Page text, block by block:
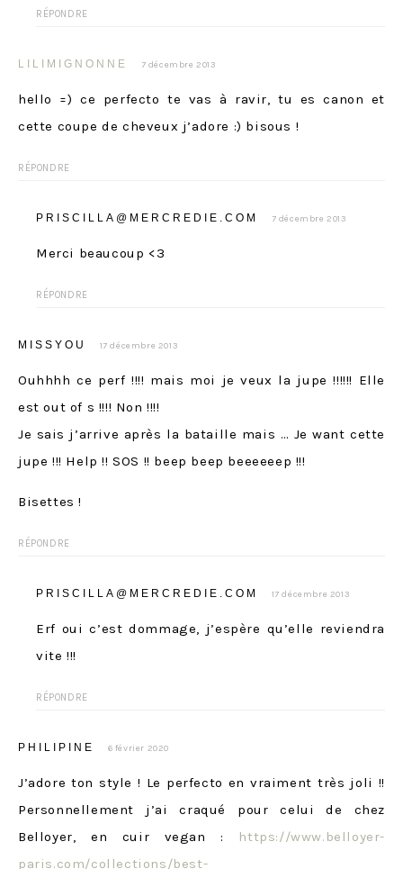
RÉPONDRE
LILIMIGNONNE 7 décembre 2013
hello =) ce perfecto te vas à ravir, tu es canon et
cette coupe de cheveux j’adore :) bisous !
RÉPONDRE
PRISCILLA@MERCREDIE.COM 7 décembre 2013
Merci beaucoup <3
RÉPONDRE
MISSYOU 17 décembre 2013
Ouhhhh ce perf !!!! mais moi je veux la jupe !!!!!! Elle
est out of s !!!! Non !!!!
Je sais j’arrive après la bataille mais … Je want cette
jupe !!! Help !! SOS !! beep beep beeeeeep !!!
Bisettes !
RÉPONDRE
PRISCILLA@MERCREDIE.COM 17 décembre 2013
Erf oui c’est dommage, j’espère qu’elle reviendra
vite !!!
RÉPONDRE
PHILIPINE 6 février 2020
J’adore ton style ! Le perfecto en vraiment très joli !!
Personnellement j’ai craqué pour celui de chez
Belloyer, en cuir vegan : https://www.belloyer-
paris.com/collections/best-